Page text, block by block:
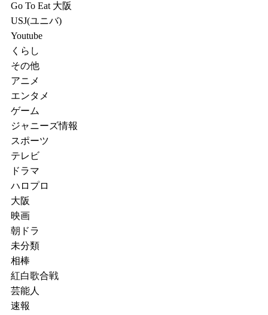
Go To Eat 大阪
USJ(ユニバ)
Youtube
くらし
その他
アニメ
エンタメ
ゲーム
ジャニーズ情報
スポーツ
テレビ
ドラマ
ハロプロ
大阪
映画
朝ドラ
未分類
相棒
紅白歌合戦
芸能人
速報